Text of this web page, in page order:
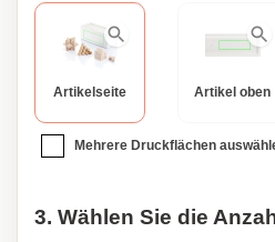
Artikelseite Artikel oben
Mehrere Druckflächen
3. Wählen Sie die